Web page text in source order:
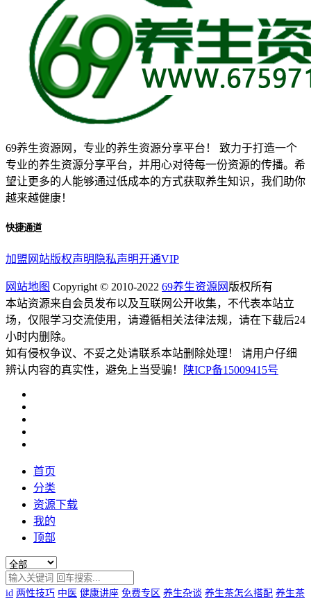
69养生资源网，专业的养生资源分享平台！ 致力于打造一个
专业的养生资源分享平台，并用心对待每一份资源的传播。希
望让更多的人能够通过低成本的方式获取养生知识，我们助你
越来越健康！
快捷通道
加盟网站版权声明 隐私声明开通VIP
网站地图 Copyright © 2010-2022 69养生资源网 版权所有
本站资源来自会员发布以及互联网公开收集，不代表本站立
场，仅限学习交流使用，请遵循相关法律法规，请在下载后24
小时内删除。
如有侵权争议、不妥之处请联系本站删除处理！ 请用户仔细
辨认内容的真实性，避免上当受骗！
陕ICP备15009415号
首页
分类
资源下载
我的
顶部
id 两性技巧 中医 健康讲座 免费专区 养生杂谈 养生茶怎么搭配 养生茶